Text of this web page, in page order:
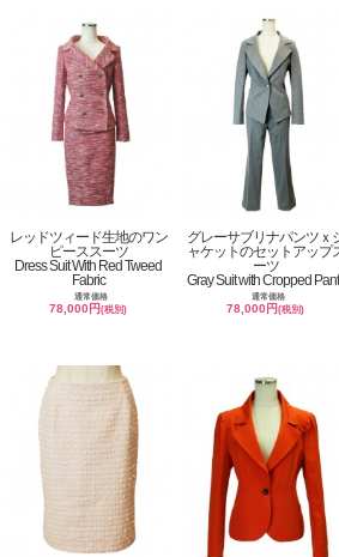
レッドツィード生地のワン
ピーススーツ
Dress Suit With Red Tweed
Fabric
通常価格
78,000円(税別)
グレーサブリナパンツｘ
ャケットのセットアップ
ーツ
Gray Suit with Cropped
通常価格
78,000円(税別)